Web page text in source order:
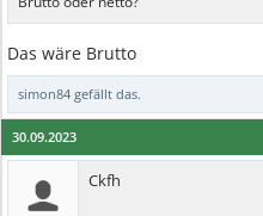
Das wäre Brutto
simon84 gefällt das.
30.09.2023
Ckfh